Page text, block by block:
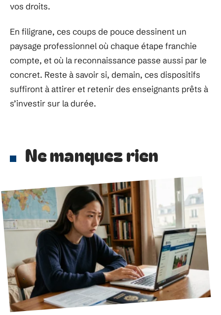
vos droits.
En filigrane, ces coups de pouce dessinent un
paysage professionnel où chaque étape franchie
compte, et où la reconnaissance passe aussi par le
concret. Reste à savoir si, demain, ces dispositifs
suffiront à attirer et retenir des enseignants prêts à
s’investir sur la durée.
Ne manquez rien